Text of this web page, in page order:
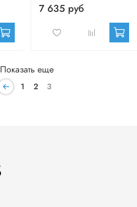
7 635 руб
Показать еще
1 2 3